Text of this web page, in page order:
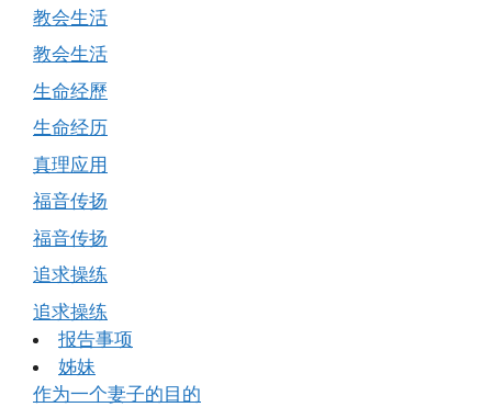
教会生活
教会生活
生命经歷
生命经历
真理应用
福音传扬
福音传扬
追求操练
追求操练
报告事项
姊妹
作为一个妻子的目的